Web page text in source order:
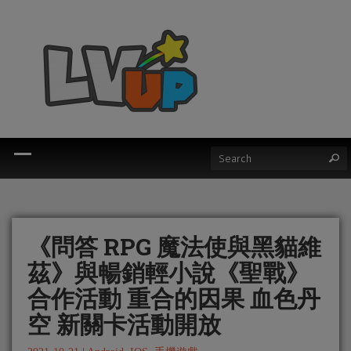
《問答 RPG 魔法使與黑貓維
茲》與暢銷輕小說《聖戰》
合作活動 重合的因果 血色丹
空 新關卡活動開放